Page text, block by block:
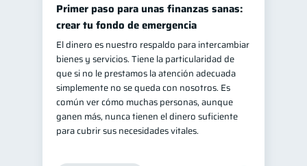
Primer paso para unas finanzas sanas:
crear tu fondo de emergencia
El dinero es nuestro respaldo para intercambiar
bienes y servicios. Tiene la particularidad de
que si no le prestamos la atención adecuada
simplemente no se queda con nosotros. Es
común ver cómo muchas personas, aunque
ganen más, nunca tienen el dinero suficiente
para cubrir sus necesidades vitales.